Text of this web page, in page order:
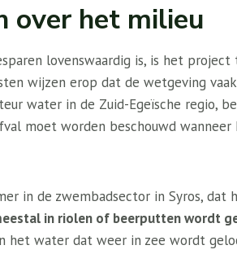
over het milieu
lovenswaardig is, is het project
wijzen erop dat de wetgeving
water in de Zuid-Egeïsche regio,
moet worden beschouwd
in de zwembadsector in Syros, dat
in riolen of beerputten wordt
het water dat weer in zee wordt